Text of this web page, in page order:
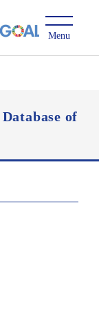
Database of